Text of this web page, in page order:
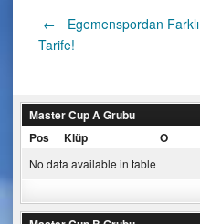
Post
←
Egemenspordan Farklı
Tarife!
Master Cup A Grubu
Pos
Klüp O
No data available in table